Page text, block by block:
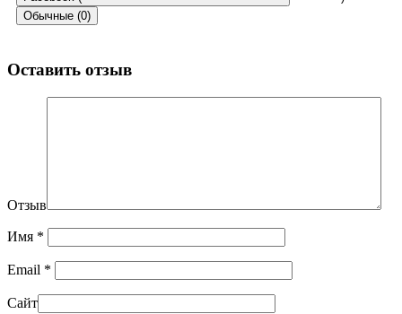
Обычные (0)
Оставить отзыв
Отзыв
Имя *
Email *
Сайт